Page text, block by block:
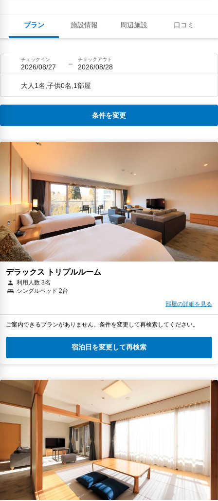
プラン 施設情報 周辺施設 口コミ
ルのビュッフェが向かいにありま
定ですぐ埋まり、その辺は不便なの
けで良いので当日５時くらいまで申
し込めるようにして欲しい。
す。 朝食付きプランにしましたが、
お上品な味すぎて、子供には合わな
欲しい） 徒歩圏内にコンビニ、観光
施設、飲食店もあり、車がなくても
チェックイン
2026/08/27
チェックアウト
2026/08/28
大人1名,子供0名,1部屋
条件を変更
デラックス トリプルルーム
利用人数 3名
シングルベッド 2台
部屋の詳細を見る
ご案内できるプランがありません。条件を変更して再検索してください。
宿泊日を変更して再検索